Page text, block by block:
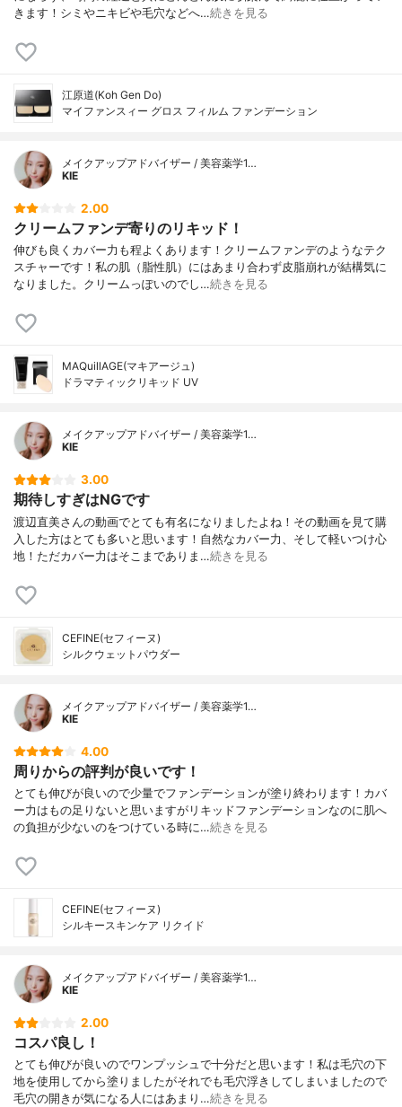
きます！シミやニキビや毛穴などへ…続きを見る
江原道(Koh Gen Do)
マイファンスィー グロス フィルム ファンデーション
メイクアップアドバイザー / 美容薬学1…
KIE
2.00
クリームファンデ寄りのリキッド！
伸びも良くカバー力も程よくあります！クリームファンデのようなテク
スチャーです！私の肌（脂性肌）にはあまり合わず皮脂崩れが結構気に
なりました。クリームっぽいのでし…続きを見る
MAQuillAGE(マキアージュ)
ドラマティックリキッド UV
メイクアップアドバイザー / 美容薬学1…
KIE
3.00
期待しすぎはNGです
渡辺直美さんの動画でとても有名になりましたよね！その動画を見て購
入した方はとても多いと思います！自然なカバー力、そして軽いつけ心
地！ただカバー力はそこまでありま…続きを見る
CEFINE(セフィーヌ)
シルクウェットパウダー
メイクアップアドバイザー / 美容薬学1…
KIE
4.00
周りからの評判が良いです！
とても伸びが良いので少量でファンデーションが塗り終わります！カバ
ー力はもの足りないと思いますがリキッドファンデーションなのに肌へ
の負担が少ないのをつけている時に…続きを見る
CEFINE(セフィーヌ)
シルキースキンケア リクイド
メイクアップアドバイザー / 美容薬学1…
KIE
2.00
コスパ良し！
とても伸びが良いのでワンプッシュで十分だと思います！私は毛穴の下
地を使用してから塗りましたがそれでも毛穴浮きしてしまいましたので
毛穴の開きが気になる人にはあまり…続きを見る